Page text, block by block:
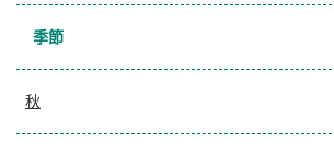
季節
秋